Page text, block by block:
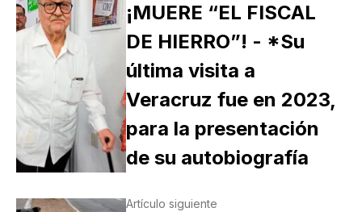
¡MUERE “EL FISCAL
DE HIERRO”! - *Su
última visita a
Veracruz fue en 2023,
para la presentación
de su autobiografía
Artículo siguiente